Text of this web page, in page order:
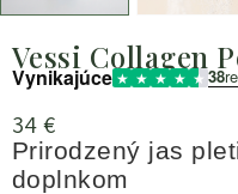
Vessi Collagen
Vynikajúce 38
34€
Prirodzený jas
doplnkom